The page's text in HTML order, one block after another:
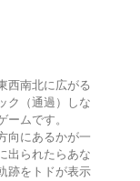
西南北に広がる
ク（通過）しな
ムです。
向にあるかが一
出られたらあな
跡をトドが表示